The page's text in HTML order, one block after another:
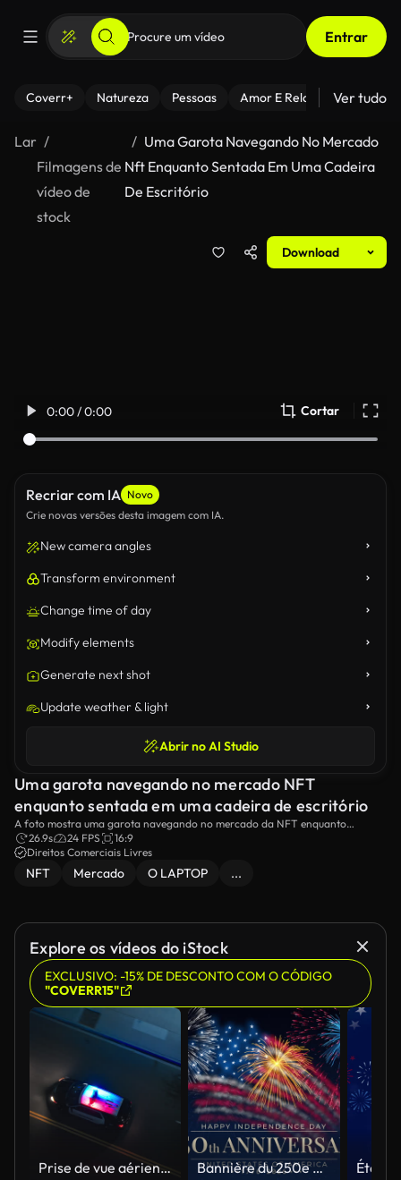
Entrar
Coverr+ Natureza Pessoas Amor E Relacionamentos
Ver tudo
Lar
Filmagens de
vídeo de
stock
Uma Garota Navegando No Mercado
Nft Enquanto Sentada Em Uma Cadeira
De Escritório
Download
0:00 / 0:00 Cortar
Recriar com IA Novo
Crie novas versões desta imagem com IA.
New camera angles
Transform environment
Change time of day
Modify elements
Generate next shot
Update weather & light
Abrir no AI Studio
Uma garota navegando no mercado NFT
enquanto sentada em uma cadeira de escritório
A foto mostra uma garota navegando no mercado da NFT enquanto
sentada em uma cadeira de escritório.
26.9s 24 FPS
16:9
Direitos Comerciais Livres
NFT Mercado O LAPTOP ...
Explore os vídeos do iStock
EXCLUSIVO: -15% DE DESCONTO COM O CÓDIGO
"COVERR15"
Prise de vue aérienne d’un drone de suivi montrant une voiture de police circulant dans une rue de la ville avec les lumières allumées la nuit Bannière du 250e anniversaire des États-Unis. 250 ans d’indépendance. 4 juillet 2026, fête de l’Indépendance des États-Unis, carte de vœux vidéo. Feux d’artifice avec le drapeau américain sur fond ciel bleu. Le 4 juillet. Boucle 4K sans cout